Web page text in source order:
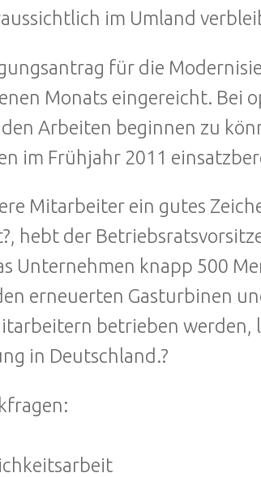
im Umland
für die
Monats eingereicht. Bei
Arbeiten beginnen zu
im Frühjahr 2011
Mitarbeiter ein gutes
hebt der
Unternehmen knapp 500
erneuerten Gasturbinen
betrieben werden,
in Deutschland.?